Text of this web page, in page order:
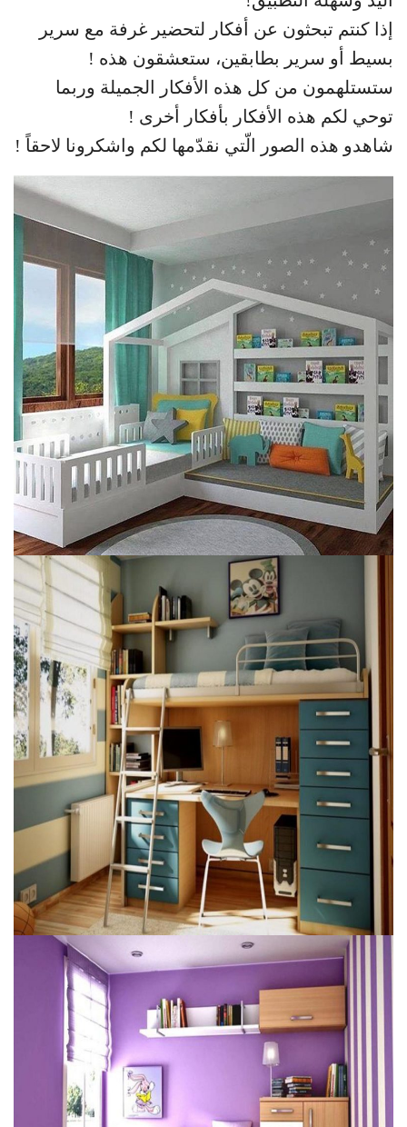
إذا كنتم تبحثون عن أفكار لتحضير غرفة مع سرير
بسيط أو سرير بطابقين، ستعشقون هذه !
ستستلهمون من كل هذه الأفكار الجميلة وربما
توحي لكم هذه الأفكار بأفكار أخرى !
شاهدو هذه الصور الّتي نقدّمها لكم واشكرونا لاحقاً !